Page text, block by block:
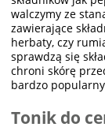
walczymy ze
zawierające
herbaty, czy
sprawdzą się
chroni skórę
bardzo
Tonik do